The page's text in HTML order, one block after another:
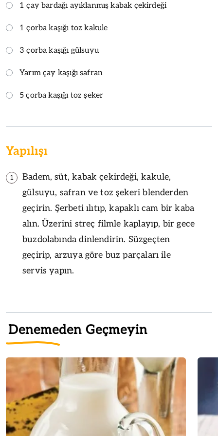
1 çay bardağı ayıklanmış kabak çekirdeği
1 çorba kaşığı toz kakule
3 çorba kaşığı gülsuyu
Yarım çay kaşığı safran
5 çorba kaşığı toz şeker
Yapılışı
1
Badem, süt, kabak çekirdeği, kakule,
gülsuyu, safran ve toz şekeri blenderden
geçirin. Şerbeti ılıtıp, kapaklı cam bir kaba
alın. Üzerini streç filmle kaplayıp, bir gece
buzdolabında dinlendirin. Süzgeçten
geçirip, arzuya göre buz parçaları ile
servis yapın.
Denemeden Geçmeyin